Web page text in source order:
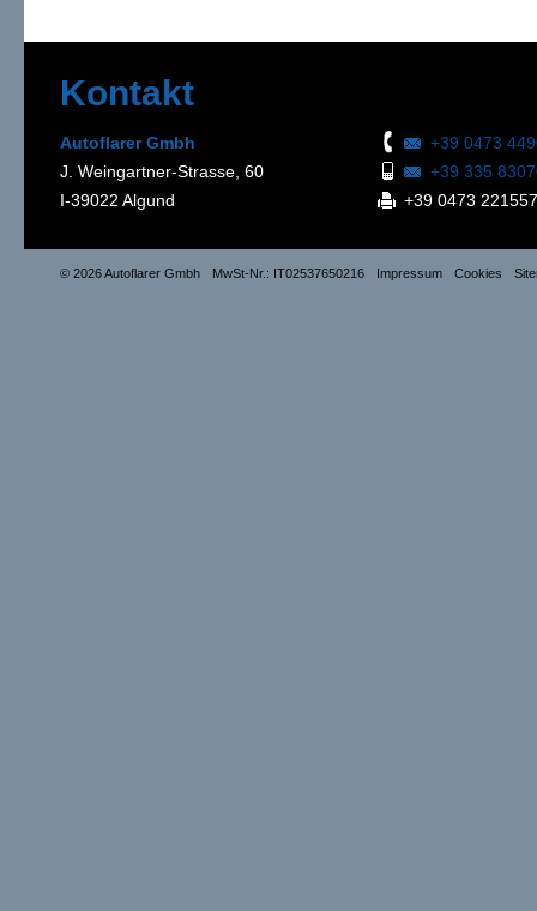
Kontakt
Autoflarer Gmbh
J. Weingartner-Strasse, 60
I-39022 Algund
+39 0473
+39 335
+39 0473 221557
© 2026 Autoflarer Gmbh MwSt-Nr.: IT02537650216 Impressum Cookies